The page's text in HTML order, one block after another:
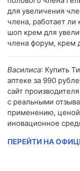
для увеличения
члена, работает
шоп крем для
члена форум, крем
Василиса: Купить
аптеке за 990
сайт
с реальными
применению, ценой
иновационное
ПЕРЕЙТИ НА